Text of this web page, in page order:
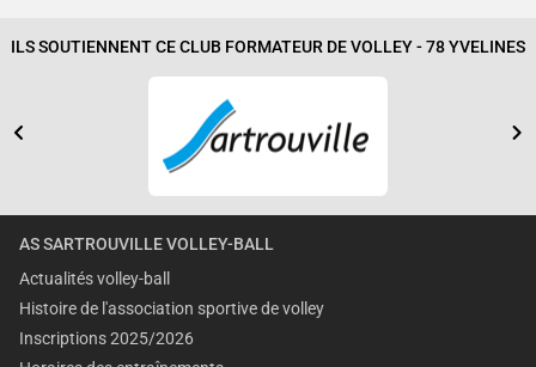
ILS SOUTIENNENT CE CLUB FORMATEUR DE VOLLEY - 78 YVELINES
AS SARTROUVILLE VOLLEY-BALL
Actualités volley-ball
Histoire de l'association sportive de volley
Inscriptions 2025/2026